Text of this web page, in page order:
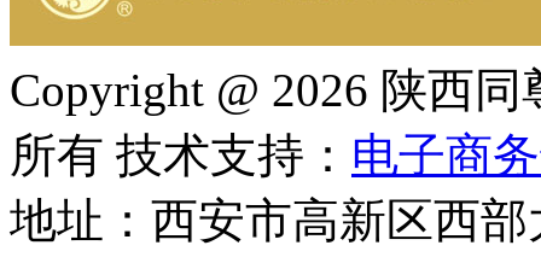
Copyright @ 2026 陕西
所有 技术支持： 电子商
地址：西安市高新区西